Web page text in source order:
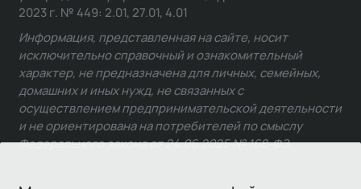
2023 г. № 449: 2.01, 27.01, 4.01
Информация, представленная на сайте, носит
исключительно справочный и ознакомительный
характер, не предназначена для личных, семейных,
домашних и иных нужд, не связанных с
осуществлением предпринимательской деятельности
и не ориентирована на потребителей по смыслу
Федерального закона от 24.06.2025 № 168-ФЗ.